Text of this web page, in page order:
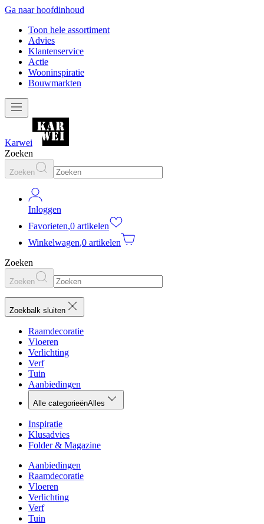
Ga naar hoofdinhoud
Toon hele assortiment
Advies
Klantenservice
Actie
Wooninspiratie
Bouwmarkten
Karwei
Zoeken
Zoeken
Inloggen
Favorieten,0 artikelen
Winkelwagen,0 artikelen
Zoeken
Zoeken
Zoekbalk sluiten
Raamdecoratie
Vloeren
Verlichting
Verf
Tuin
Aanbiedingen
Alle categorieënAlles
Inspiratie
Klusadvies
Folder & Magazine
Aanbiedingen
Raamdecoratie
Vloeren
Verlichting
Verf
Tuin